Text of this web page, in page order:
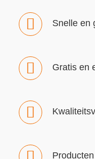
Snelle en
Gratis en